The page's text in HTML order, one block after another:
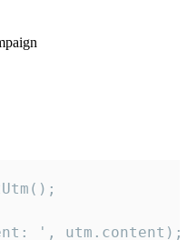
', utm.content);